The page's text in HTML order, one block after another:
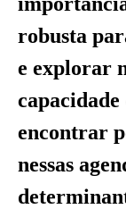
robusta
e explorar
encontrar
nessas